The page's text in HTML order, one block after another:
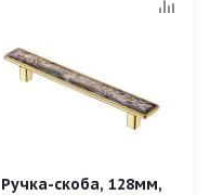
Ручка-скоба, 128мм,